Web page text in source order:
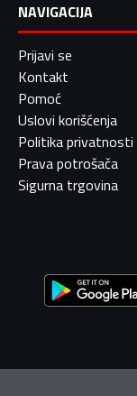
NAVIGACIJA
Prijavi se
Kontakt
Pomoć
Uslovi korišćenja
Politika privatnosti
Prava potrošača
Sigurna trgovina